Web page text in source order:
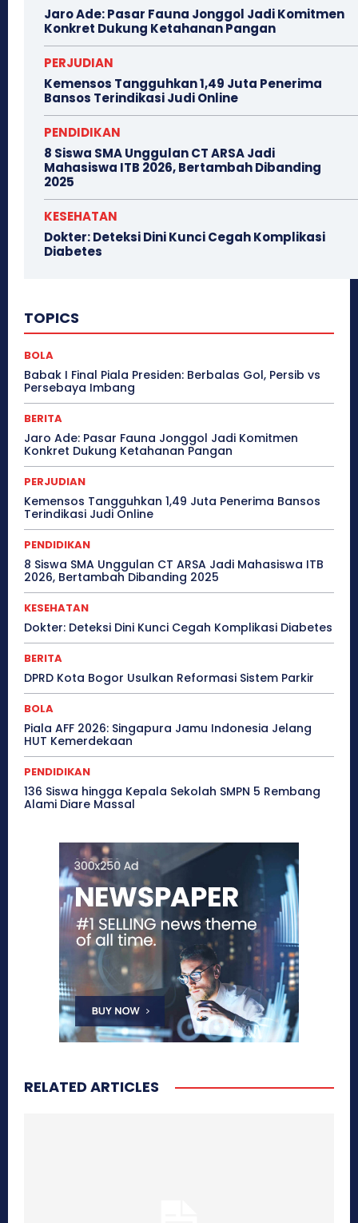
Jaro Ade: Pasar Fauna Jonggol Jadi Komitmen
Konkret Dukung Ketahanan Pangan
PERJUDIAN
Kemensos Tangguhkan 1,49 Juta Penerima
Bansos Terindikasi Judi Online
PENDIDIKAN
8 Siswa SMA Unggulan CT ARSA Jadi
Mahasiswa ITB 2026, Bertambah Dibanding
2025
KESEHATAN
Dokter: Deteksi Dini Kunci Cegah Komplikasi
Diabetes
TOPICS
BOLA
Babak I Final Piala Presiden: Berbalas Gol, Persib vs
Persebaya Imbang
BERITA
Jaro Ade: Pasar Fauna Jonggol Jadi Komitmen
Konkret Dukung Ketahanan Pangan
PERJUDIAN
Kemensos Tangguhkan 1,49 Juta Penerima Bansos
Terindikasi Judi Online
PENDIDIKAN
8 Siswa SMA Unggulan CT ARSA Jadi Mahasiswa ITB
2026, Bertambah Dibanding 2025
KESEHATAN
Dokter: Deteksi Dini Kunci Cegah Komplikasi Diabetes
BERITA
DPRD Kota Bogor Usulkan Reformasi Sistem Parkir
BOLA
Piala AFF 2026: Singapura Jamu Indonesia Jelang
HUT Kemerdekaan
PENDIDIKAN
136 Siswa hingga Kepala Sekolah SMPN 5 Rembang
Alami Diare Massal
RELATED ARTICLES